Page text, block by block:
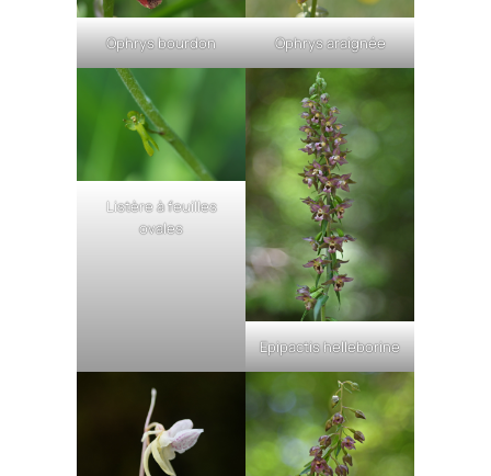
Ophrys bourdon Ophrys araignée
Listère à feuilles
ovales
Epipactis helleborine